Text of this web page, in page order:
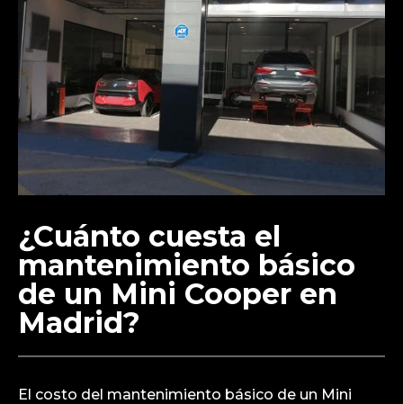
¿Cuánto cuesta el
mantenimiento básico
de un Mini Cooper en
Madrid?
El costo del mantenimiento básico de un Mini